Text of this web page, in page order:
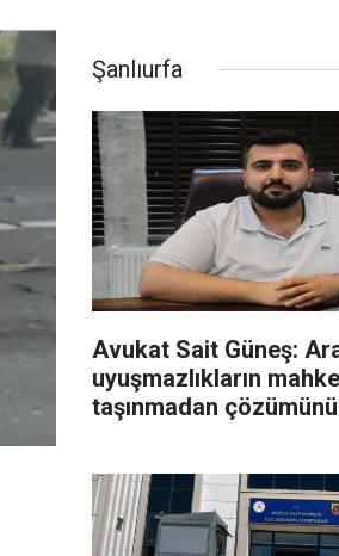
Şanlıurfa
Avukat Sait Güneş:
uyuşmazlıkların
taşınmadan